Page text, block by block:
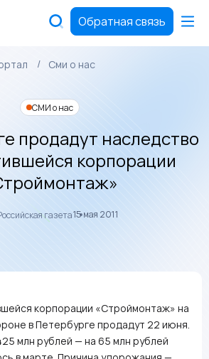
Обратная связь
Сми о нас
СМИ о нас
продадут наследство
корпорации
газета15 мая 2011
корпорации «Строймонтаж» на
в Петербурге продадут 22 июня.
млн рублей — на 65 млн рублей